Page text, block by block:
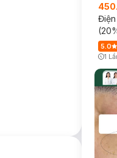
Điện
5.0
1